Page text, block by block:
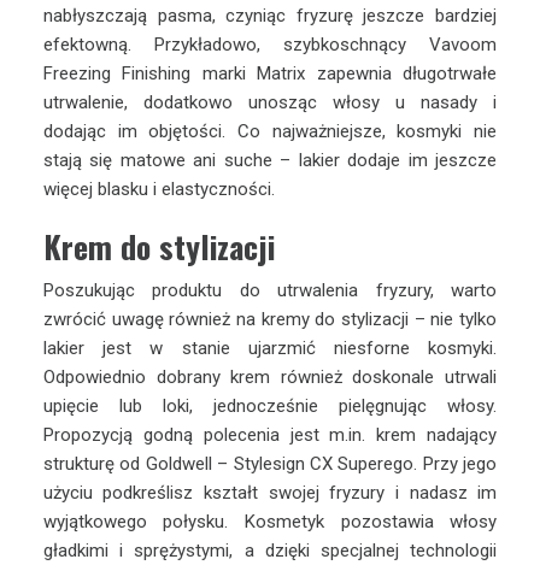
nabłyszczają pasma, czyniąc fryzurę jeszcze bardziej
efektowną. Przykładowo, szybkoschnący Vavoom
Freezing Finishing marki Matrix zapewnia długotrwałe
utrwalenie, dodatkowo unosząc włosy u nasady i
dodając im objętości. Co najważniejsze, kosmyki nie
stają się matowe ani suche – lakier dodaje im jeszcze
więcej blasku i elastyczności.
Krem do stylizacji
Poszukując produktu do utrwalenia fryzury, warto
zwrócić uwagę również na kremy do stylizacji – nie tylko
lakier jest w stanie ujarzmić niesforne kosmyki.
Odpowiednio dobrany krem również doskonale utrwali
upięcie lub loki, jednocześnie pielęgnując włosy.
Propozycją godną polecenia jest m.in. krem nadający
strukturę od Goldwell – Stylesign CX Superego. Przy jego
użyciu podkreślisz kształt swojej fryzury i nadasz im
wyjątkowego połysku. Kosmetyk pozostawia włosy
gładkimi i sprężystymi, a dzięki specjalnej technologii